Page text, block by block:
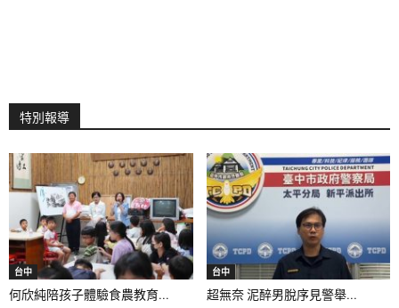
特別報導
台中
何欣純陪孩子體驗食農教育...
台中
超無奈 泥醉男脫序見警舉...